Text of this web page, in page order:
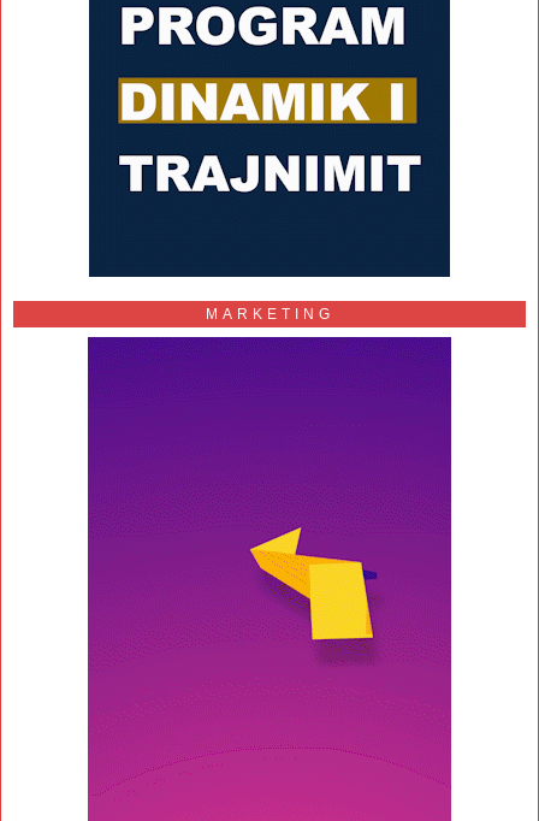
MARKETING